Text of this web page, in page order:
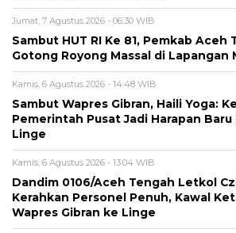
Jumat, 7 Agustus 2026 - 06:30 WIB
Sambut HUT RI Ke 81, Pemkab Aceh
Gotong Royong Massal di Lapangan
Kamis, 6 Agustus 2026 - 14:48 WIB
‎Sambut Wapres Gibran, Haili Yoga:
Pemerintah Pusat Jadi Harapan
Linge
Kamis, 6 Agustus 2026 - 13:04 WIB
Dandim 0106/Aceh Tengah Letkol
Kerahkan Personel Penuh, Kawal
Wapres Gibran ke Linge